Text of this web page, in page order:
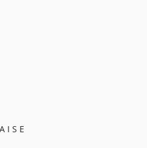
I S E